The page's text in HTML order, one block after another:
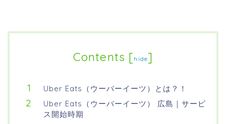
Contents [hide]
Uber Eats（ウーバーイーツ）とは？！
Uber Eats（ウーバーイーツ） 広島｜サービ
ス開始時期